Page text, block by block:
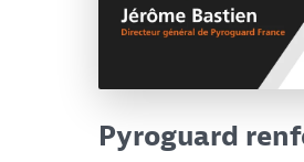
Pyroguard